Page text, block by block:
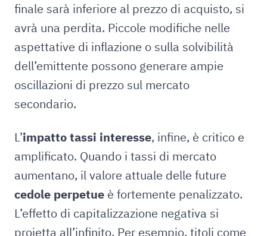
finale sarà inferiore al prezzo di acquisto, si
avrà una perdita. Piccole modifiche nelle
aspettative di inflazione o sulla solvibilità
dell’emittente possono generare ampie
oscillazioni di prezzo sul mercato
secondario.
L’impatto tassi interesse, infine, è critico e
amplificato. Quando i tassi di mercato
aumentano, il valore attuale delle future
cedole perpetue è fortemente penalizzato.
L’effetto di capitalizzazione negativa si
proietta all’infinito. Per esempio, titoli come